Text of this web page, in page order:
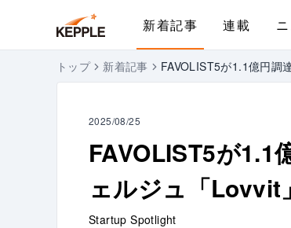
新着記事 連載
トップ 新着記事 FAVOLIST5が1.1億円調
2025/08/25
FAVOLIST5が1.1
ェルジュ「Lovvit
Startup Spotlight